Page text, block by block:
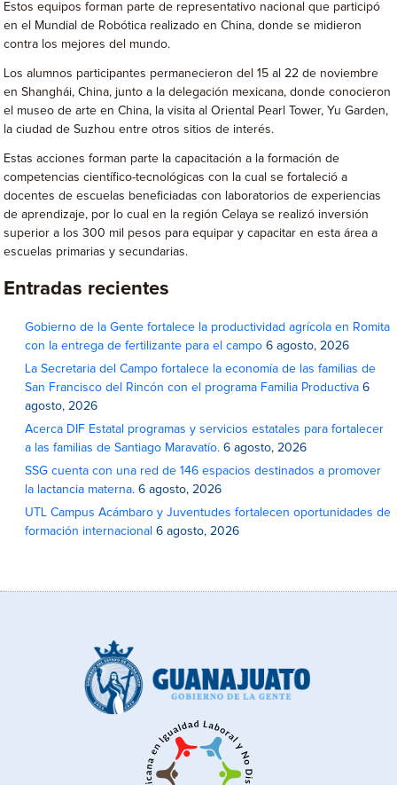
Estos equipos forman parte de representativo nacional que participó
en el Mundial de Robótica realizado en China, donde se midieron
contra los mejores del mundo.
Los alumnos participantes permanecieron del 15 al 22 de noviembre
en Shanghái, China, junto a la delegación mexicana, donde conocieron
el museo de arte en China, la visita al Oriental Pearl Tower, Yu Garden,
la ciudad de Suzhou entre otros sitios de interés.
Estas acciones forman parte la capacitación a la formación de
competencias científico-tecnológicas con la cual se fortaleció a
docentes de escuelas beneficiadas con laboratorios de experiencias
de aprendizaje, por lo cual en la región Celaya se realizó inversión
superior a los 300 mil pesos para equipar y capacitar en esta área a
escuelas primarias y secundarias.
Entradas recientes
Gobierno de la Gente fortalece la productividad agrícola en Romita
con la entrega de fertilizante para el campo 6 agosto, 2026
La Secretaria del Campo fortalece la economía de las familias de
San Francisco del Rincón con el programa Familia Productiva 6
agosto, 2026
Acerca DIF Estatal programas y servicios estatales para fortalecer
a las familias de Santiago Maravatío. 6 agosto, 2026
SSG cuenta con una red de 146 espacios destinados a promover
la lactancia materna. 6 agosto, 2026
UTL Campus Acámbaro y Juventudes fortalecen oportunidades de
formación internacional 6 agosto, 2026